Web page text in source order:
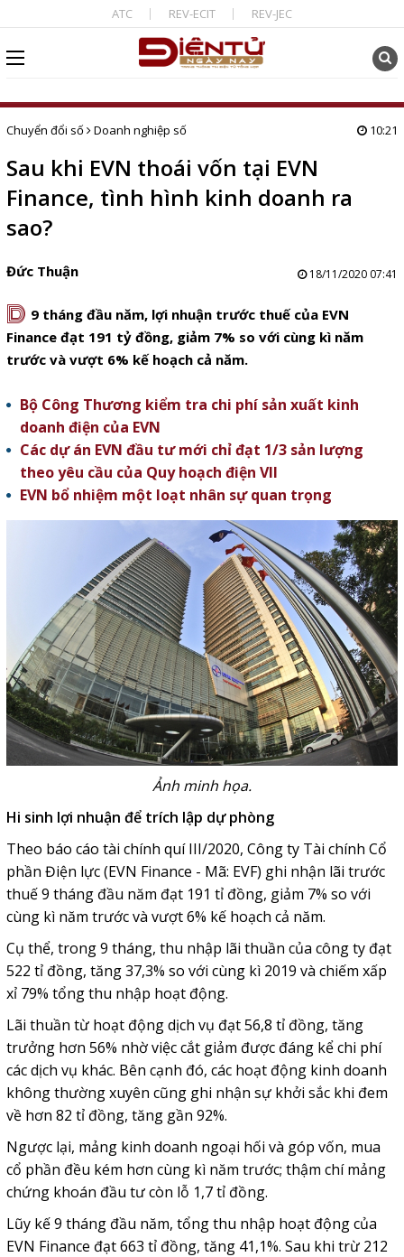
ATC REV-ECIT REV-JEC
Chuyển đổi số Doanh nghiệp số 10:21
Sau khi EVN thoái vốn tại EVN
Finance, tình hình kinh doanh ra
sao?
Đức Thuận 18/11/2020 07:41
D 9 tháng đầu năm, lợi nhuận trước thuế của EVN
Finance đạt 191 tỷ đồng, giảm 7% so với cùng kì năm
trước và vượt 6% kế hoạch cả năm.
Bộ Công Thương kiểm tra chi phí sản xuất kinh
doanh điện của EVN
Các dự án EVN đầu tư mới chỉ đạt 1/3 sản lượng
theo yêu cầu của Quy hoạch điện VII
EVN bổ nhiệm một loạt nhân sự quan trọng
Ảnh minh họa.
Hi sinh lợi nhuận để trích lập dự phòng
Theo báo cáo tài chính quí III/2020, Công ty Tài chính Cổ
phần Điện lực (EVN Finance - Mã: EVF) ghi nhận lãi trước
thuế 9 tháng đầu năm đạt 191 tỉ đồng, giảm 7% so với
cùng kì năm trước và vượt 6% kế hoạch cả năm.
Cụ thể, trong 9 tháng, thu nhập lãi thuần của công ty đạt
522 tỉ đồng, tăng 37,3% so với cùng kì 2019 và chiếm xấp
xỉ 79% tổng thu nhập hoạt động.
Lãi thuần từ hoạt động dịch vụ đạt 56,8 tỉ đồng, tăng
trưởng hơn 56% nhờ việc cắt giảm được đáng kể chi phí
các dịch vụ khác. Bên cạnh đó, các hoạt động kinh doanh
không thường xuyên cũng ghi nhận sự khởi sắc khi đem
về hơn 82 tỉ đồng, tăng gần 92%.
Ngược lại, mảng kinh doanh ngoại hối và góp vốn, mua
cổ phần đều kém hơn cùng kì năm trước; thậm chí mảng
chứng khoán đầu tư còn lỗ 1,7 tỉ đồng.
Lũy kế 9 tháng đầu năm, tổng thu nhập hoạt động của
EVN Finance đạt 663 tỉ đồng, tăng 41,1%. Sau khi trừ 212